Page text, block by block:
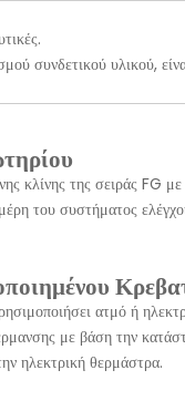
συνδετικού υλικού,
της σειράς FG
συστήματος
ατμό ή
με βάση την
ηλεκτρική θερμάστρα.